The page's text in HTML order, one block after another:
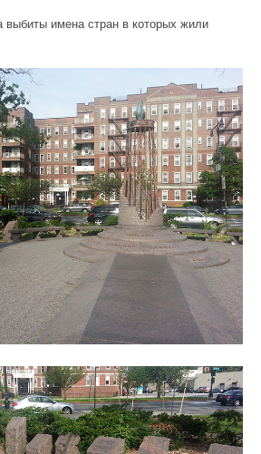
выбиты имена стран в которых жили